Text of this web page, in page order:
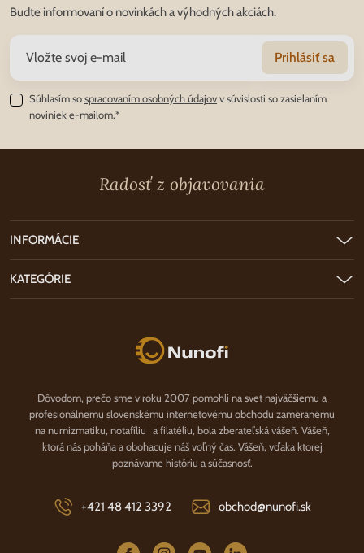
Budte informovaní o novinkách a výhodných akciách.
Prihlásiť sa
Súhlasím sospracovaním osobných údajovv súvislosti so zasielaním
noviniek e-mailom.*
Radosť z objavovania
Nunofi.sk
Dôvodom, prečo sme v roku 2007 pomohli na svet najväčšiemu a
profesionálnemu slovenskému internetovému obchodu zameranému
na numizmatiku, notafíliu a filatéliu, bola zberateľská vášeň. Vášeň,
ktorá nás poháňa a obohacuje náš voľný čas. Vášeň, vďaka ktorej
poznávame históriu a súčasnosť.
+421 48 412 3392 obchod@nunofi.sk
INFORMÁCIE
KATEGÓRIE